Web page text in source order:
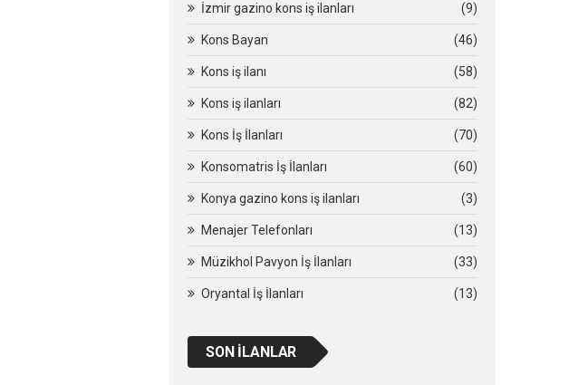
İzmir gazino kons iş ilanları (9)
Kons Bayan (46)
Kons iş ilanı (58)
Kons iş ilanları (82)
Kons İş İlanları (70)
Konsomatris İş İlanları (60)
Konya gazino kons iş ilanları (3)
Menajer Telefonları (13)
Müzikhol Pavyon İş İlanları (33)
Oryantal İş İlanları (13)
SON İLANLAR